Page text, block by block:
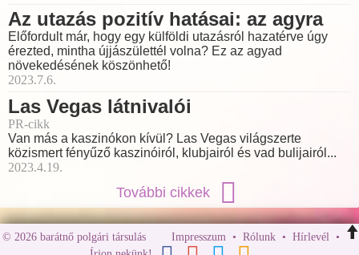
Az utazás pozitív hatásai: az agyra
Előfordult már, hogy egy külföldi utazásról hazatérve úgy
érezted, mintha újjászülettél volna? Ez az agyad
növekedésének köszönhető!
2023.7.6.
Las Vegas látnivalói
PR-cikk
Van más a kaszinókon kívül? Las Vegas világszerte
közismert fényűző kaszinóiról, klubjairól és vad bulijairól...
2023.4.19.
További cikkek
© 2026 barátnő polgári társulás Impresszum • Rólunk• Hírlevél •